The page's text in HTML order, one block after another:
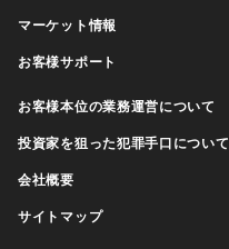
マーケット情報
お客様サポート
お客様本位の業務運営について
投資家を狙った犯罪手口について
会社概要
サイトマップ